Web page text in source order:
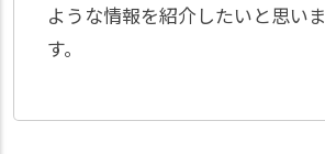
ような情報を紹介したいと思いま
す。